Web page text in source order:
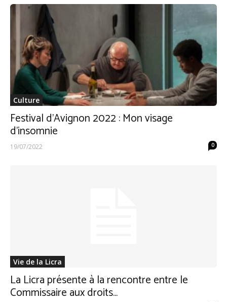
Culture
Festival d’Avignon 2022 : Mon visage
d’insomnie
19/07/2022 0
Vie de la Licra
La Licra présente à la rencontre entre le
Commissaire aux droits...